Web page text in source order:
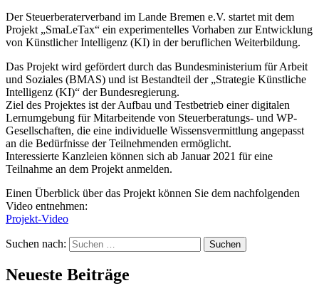
Der Steuerberaterverband im Lande Bremen e.V. startet mit dem
Projekt „SmaLeTax“ ein experimentelles Vorhaben zur Entwicklung
von Künstlicher Intelligenz (KI) in der beruflichen Weiterbildung.
Das Projekt wird gefördert durch das Bundesministerium für Arbeit
und Soziales (BMAS) und ist Bestandteil der „Strategie Künstliche
Intelligenz (KI)“ der Bundesregierung.
Ziel des Projektes ist der Aufbau und Testbetrieb einer digitalen
Lernumgebung für Mitarbeitende von Steuerberatungs- und WP-
Gesellschaften, die eine individuelle Wissensvermittlung angepasst
an die Bedürfnisse der Teilnehmenden ermöglicht.
Interessierte Kanzleien können sich ab Januar 2021 für eine
Teilnahme an dem Projekt anmelden.
Einen Überblick über das Projekt können Sie dem nachfolgenden
Video entnehmen:
Projekt-Video
Suchen nach:
Neueste Beiträge